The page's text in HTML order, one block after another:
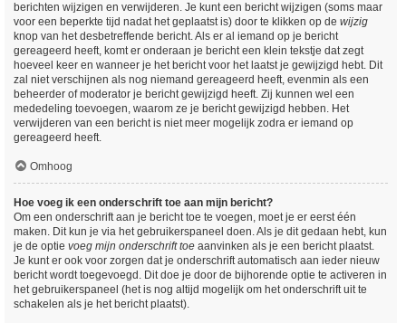
berichten wijzigen en verwijderen. Je kunt een bericht wijzigen (soms maar
voor een beperkte tijd nadat het geplaatst is) door te klikken op de wijzig
knop van het desbetreffende bericht. Als er al iemand op je bericht
gereageerd heeft, komt er onderaan je bericht een klein tekstje dat zegt
hoeveel keer en wanneer je het bericht voor het laatst je gewijzigd hebt. Dit
zal niet verschijnen als nog niemand gereageerd heeft, evenmin als een
beheerder of moderator je bericht gewijzigd heeft. Zij kunnen wel een
mededeling toevoegen, waarom ze je bericht gewijzigd hebben. Het
verwijderen van een bericht is niet meer mogelijk zodra er iemand op
gereageerd heeft.
Omhoog
Hoe voeg ik een onderschrift toe aan mijn bericht?
Om een onderschrift aan je bericht toe te voegen, moet je er eerst één
maken. Dit kun je via het gebruikerspaneel doen. Als je dit gedaan hebt, kun
je de optie voeg mijn onderschrift toe aanvinken als je een bericht plaatst.
Je kunt er ook voor zorgen dat je onderschrift automatisch aan ieder nieuw
bericht wordt toegevoegd. Dit doe je door de bijhorende optie te activeren in
het gebruikerspaneel (het is nog altijd mogelijk om het onderschrift uit te
schakelen als je het bericht plaatst).